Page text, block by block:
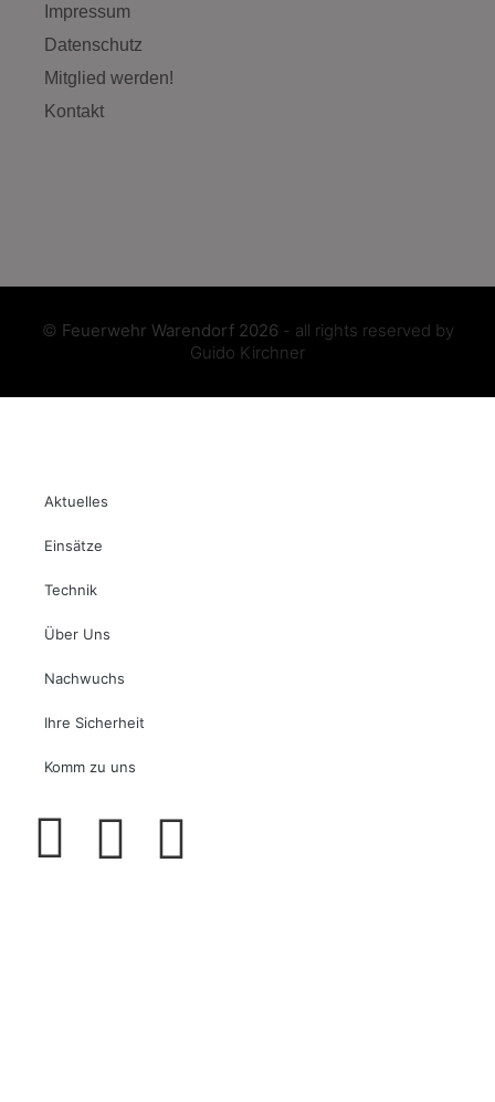
Impressum
Datenschutz
Mitglied werden!
Kontakt
© Feuerwehr Warendorf 2026 - all rights reserved by
Guido Kirchner
Aktuelles
Einsätze
Technik
Über Uns
Nachwuchs
Ihre Sicherheit
Komm zu uns